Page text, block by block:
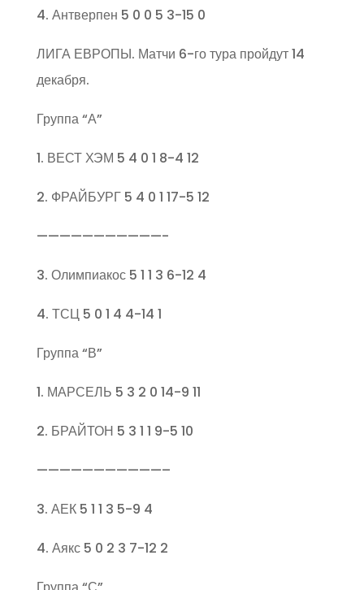
4. Антверпен 5 0 0 5 3-15 0
ЛИГА ЕВРОПЫ. Матчи 6-го тура пройдут 14
декабря.
Группа “А”
1. ВЕСТ ХЭМ 5 4 0 1 8-4 12
2. ФРАЙБУРГ 5 4 0 1 17-5 12
———————————-
3. Олимпиакос 5 1 1 3 6-12 4
4. ТСЦ 5 0 1 4 4-14 1
Группа “В”
1. МАРСЕЛЬ 5 3 2 0 14-9 11
2. БРАЙТОН 5 3 1 1 9-5 10
———————————–
3. АЕК 5 1 1 3 5-9 4
4. Аякс 5 0 2 3 7-12 2